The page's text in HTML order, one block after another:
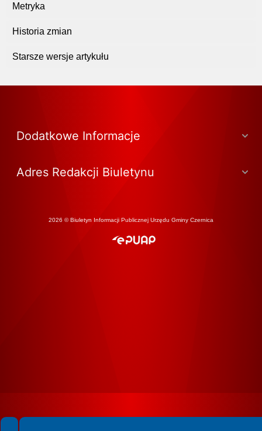
Metryka
Historia zmian
Starsze wersje artykułu
Dodatkowe Informacje
Adres Redakcji Biuletynu
2026 © Biuletyn Informacji Publicznej Urzędu Gminy Czernica
Spełniamy standardy WCAG 2.2
Spełniamy standardy W3C